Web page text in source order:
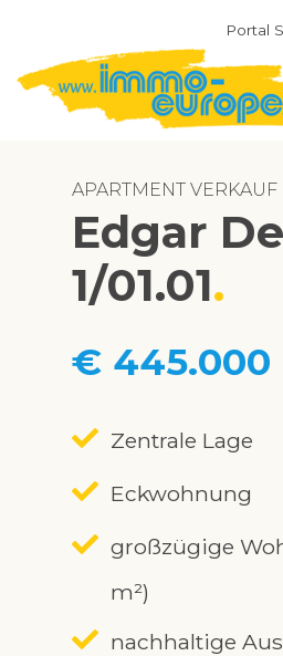
Portal
APARTMENT
Edgar
1/01.01
€ 445.000
Zentrale Lage
Eckwohnung
großzügige
m²)
nachhaltige